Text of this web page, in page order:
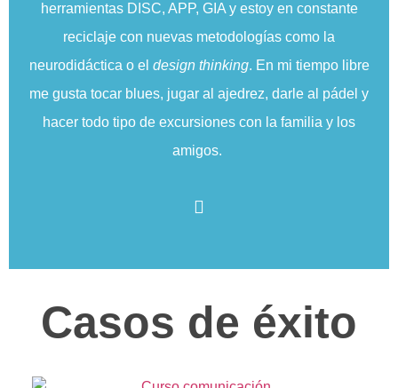
herramientas DISC, APP, GIA y estoy en constante
reciclaje con nuevas metodologías como la
neurodidáctica o el design thinking. En mi tiempo libre
me gusta tocar blues, jugar al ajedrez, darle al pádel y
hacer todo tipo de excursiones con la familia y los
amigos.
Casos de éxito